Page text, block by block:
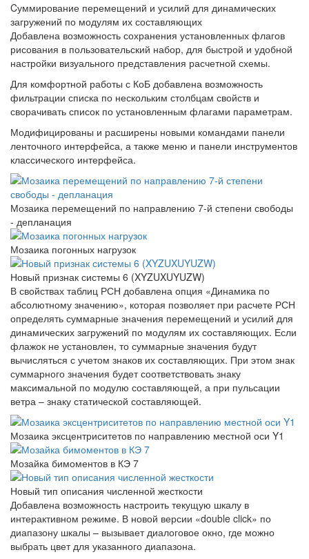
Cуммирование перемещений и усилий для динамических
загружений по модулям их составляющих
Добавлена возможность сохранения установленных флагов
рисования в пользовательский набор, для быстрой и удобной
настройки визуального представления расчетной схемы.
Для комфортной работы с КоБ добавлена возможность
фильтрации списка по нескольким столбцам свойств и
сворачивать список по установленным флагами параметрам.
Модифицированы и расширены новыми командами панели
ленточного интерфейса, а также меню и панели инструментов
классического интерфейса.
Мозаика перемещений по направлению 7-й степени свободы
- депланация
Мозаика погонных нагрузок
Новый признак системы 6 (XYZUXUYUZW)
В свойствах таблиц РСН добавлена опция «Динамика по
абсолютному значению», которая позволяет при расчете РСН
определять суммарные значения перемещений и усилий для
динамических загружений по модулям их составляющих. Если
флажок не установлен, то суммарные значения будут
вычисляться с учетом знаков их составляющих. При этом знак
суммарного значения будет соответствовать знаку
максимальной по модулю составляющей, а при пульсации
ветра – знаку статической составляющей.
Мозаика эксцентриситетов по направлению местной оси Y1
Мозайка бимоментов в КЭ 7
Новый тип описания численной жесткости
Добавлена возможность настроить текущую шкалу в
интерактивном режиме. В новой версии «double click» по
диапазону шкалы – вызывает диалоговое окно, где можно
выбрать цвет для указанного диапазона.